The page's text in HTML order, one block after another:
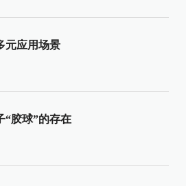
元应用场景
“胶球”的存在